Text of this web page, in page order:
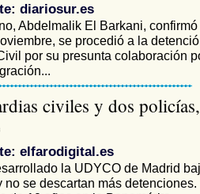
diariosur.es
Abdelmalik El Barkani,
se procedió a la
por su presunta colaboración
civiles y dos
elfarodigital.es
la UDYCO de Madrid
se descartan más